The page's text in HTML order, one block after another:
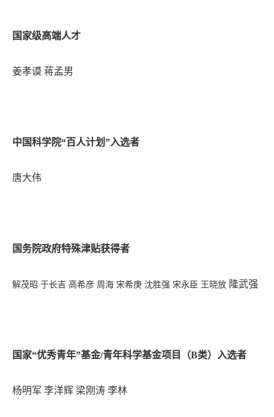
国家级高端人才
姜孝谟 蒋孟男
中国科学院“百人计划”入选者
唐大伟
国务院政府特殊津贴获得者
解茂昭 于长吉 高希彦 周海 宋希庚 沈胜强 宋永臣 王晓放 隆武强
国家“优秀青年”基金/青年科学基金项目（B类） 入选者
杨明军 李洋辉 梁刚涛 李林